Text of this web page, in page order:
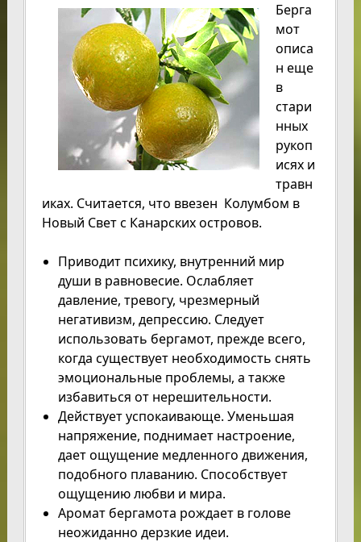
Берга
мот
описа
н еще
в
стари
нных
рукоп
исях и
травн
иках. Считается, что ввезен Колумбом в
Новый Свет с Канарских островов.
Приводит психику, внутренний мир
души в равновесие. Ослабляет
давление, тревогу, чрезмерный
негативизм, депрессию. Следует
использовать бергамот, прежде всего,
когда существует необходимость снять
эмоциональные проблемы, а также
избавиться от нерешительности.
Действует успокаивающе. Уменьшая
напряжение, поднимает настроение,
дает ощущение медленного движения,
подобного плаванию. Способствует
ощущению любви и мира.
Аромат бергамота рождает в голове
неожиданно дерзкие идеи.